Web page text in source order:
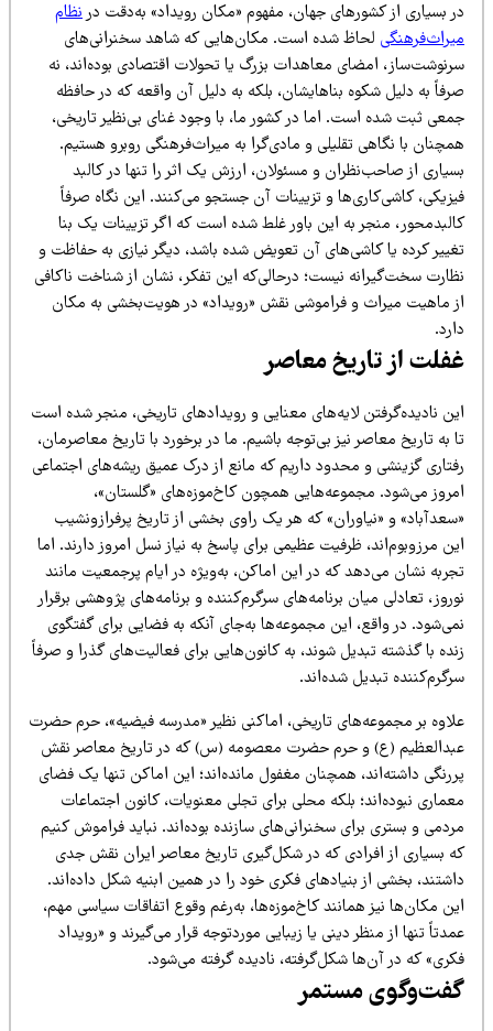
بسیاری از کشورهای جهان، مفهوم «مکان رویداد» به‌دقت درنظام
لحاظ شده است. مکان‌هایی که شاهد سخنرانی‌های
امضای معاهدات بزرگ یا تحولات اقتصادی بوده‌اند، نه
به دلیل شکوه بناهایشان، بلکه به دلیل آن واقعه که در حافظه
ثبت شده است. اما در کشور ما، با وجود غنای بی‌نظیر تاریخی،
با نگاهی تقلیلی و مادی‌گرا به میراث‌فرهنگی روبرو هستیم.
از صاحب‌نظران و مسئولان، ارزش یک اثر را تنها در کالبد
کاشی‌کاری‌ها و تزیینات آن جستجو می‌کنند. این نگاه صرفاً
منجر به این باور غلط شده است که اگر تزیینات یک بنا
کرده یا کاشی‌های آن تعویض شده باشد، دیگر نیازی به حفاظت و
سخت‌گیرانه نیست؛ درحالی‌که این تفکر، نشان از شناخت ناکافی
ماهیت میراث و فراموشی نقش «رویداد» در هویت‌بخشی به مکان
از تاریخ معاصر
نادیده‌گرفتن لایه‌های معنایی و رویدادهای تاریخی، منجر شده است
به تاریخ معاصر نیز بی‌توجه باشیم. ما در برخورد با تاریخ معاصرمان،
گزینشی و محدود داریم که مانع از درک عمیق ریشه‌های اجتماعی
می‌شود. مجموعه‌هایی همچون کاخ‌موزه‌های «گلستان»،
و «نیاوران» که هر یک راوی بخشی از تاریخ پرفرازونشیب
مرزوبوم‌اند، ظرفیت عظیمی برای پاسخ به نیاز نسل امروز دارند. اما
نشان می‌دهد که در این اماکن، به‌ویژه در ایام پرجمعیت مانند
تعادلی میان برنامه‌های سرگرم‌کننده و برنامه‌های پژوهشی برقرار
در واقع، این مجموعه‌ها به‌جای آنکه به فضایی برای گفتگوی
با گذشته تبدیل شوند، به کانون‌هایی برای فعالیت‌های گذرا و صرفاً
تبدیل شده‌اند.
بر مجموعه‌های تاریخی، اماکنی نظیر «مدرسه فیضیه»، حرم حضرت
(ع) و حرم حضرت معصومه (س) که در تاریخ معاصر نقش
داشته‌اند، همچنان مغفول مانده‌اند؛ این اماکن تنها یک فضای
نبوده‌اند؛ بلکه محلی برای تجلی معنویات، کانون اجتماعات
و بستری برای سخنرانی‌های سازنده بوده‌اند. نباید فراموش کنیم
بسیاری از افرادی که در شکل‌گیری تاریخ معاصر ایران نقش جدی
بخشی از بنیادهای فکری خود را در همین ابنیه شکل داده‌اند.
مکان‌ها نیز همانند کاخ‌موزه‌ها، به‌رغم وقوع اتفاقات سیاسی مهم،
تنها از منظر دینی یا زیبایی موردتوجه قرار می‌گیرند و «رویداد
که در آن‌ها شکل‌گرفته، نادیده گرفته می‌شود.
مستمر